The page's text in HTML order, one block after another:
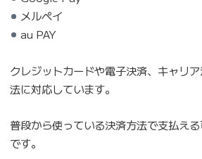
メルペイ
au PAY
クレジットカードや電子決済、キャリ
法に対応しています。
普段から使っている決済方法で支払え
です。